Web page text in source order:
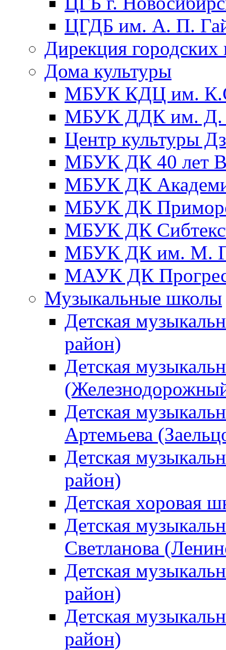
ЦГДБ им. А. П.
Дирекция городских
Дома культуры
МБУК КДЦ им.
МБУК ДДК им. Д.
Центр культуры
МБУК ДК 40 лет
МБУК ДК
МБУК ДК
МБУК ДК
МБУК ДК им. М.
МАУК ДК
Музыкальные школы
Детская
район)
Детская
Детская
Артемьева
Детская
район)
Детская хоровая
Детская
Светланова
Детская
район)
Детская
район)